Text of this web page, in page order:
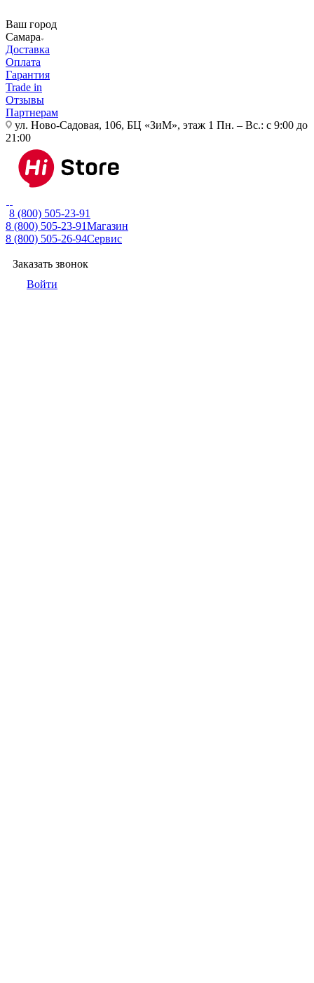
Ваш город
Самара
Доставка
Оплата
Гарантия
Trade in
Отзывы
Партнерам
ул. Ново-Садовая, 106, БЦ «ЗиМ», этаж 1 Пн. – Вс.: с 9:00 до
21:00
8 (800) 505-23-91
8 (800) 505-23-91Магазин
8 (800) 505-26-94Сервис
Заказать звонок
Войти